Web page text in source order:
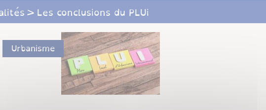
Les conclusions du PLUi
Urbanisme